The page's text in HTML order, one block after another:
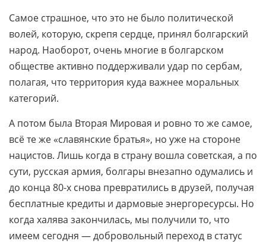
Самое страшное, что это не было политической
волей, которую, скрепя сердце, принял болгарский
народ. Наоборот, очень многие в болгарском
обществе активно поддерживали удар по сербам,
полагая, что территория куда важнее моральных
категорий.
А потом была Вторая Мировая и ровно то же самое,
всё те же «славянские братья», но уже на стороне
нацистов. Лишь когда в страну вошла советская, а по
сути, русская армия, болгары внезапно одумались и
до конца 80-х снова превратились в друзей, получая
бесплатные кредиты и дармовые энергоресурсы. Но
когда халява закончилась, мы получили то, что
имеем сегодня — добровольный переход в статус